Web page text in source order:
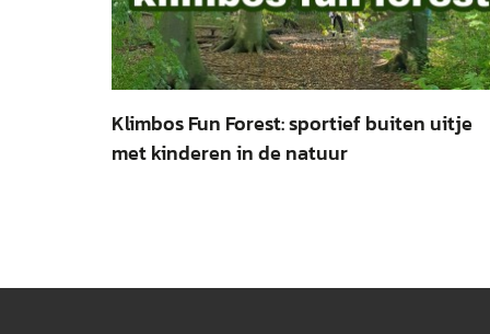
Klimbos Fun Forest: sportief buiten uitje
met kinderen in de natuur